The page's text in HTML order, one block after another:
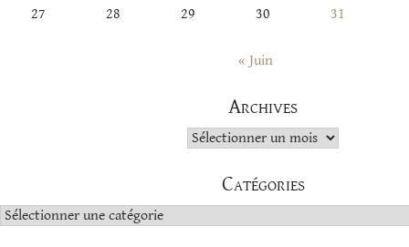
27
28 29 30 31
« Juin
Archives
Archives
Catégories
Catégories